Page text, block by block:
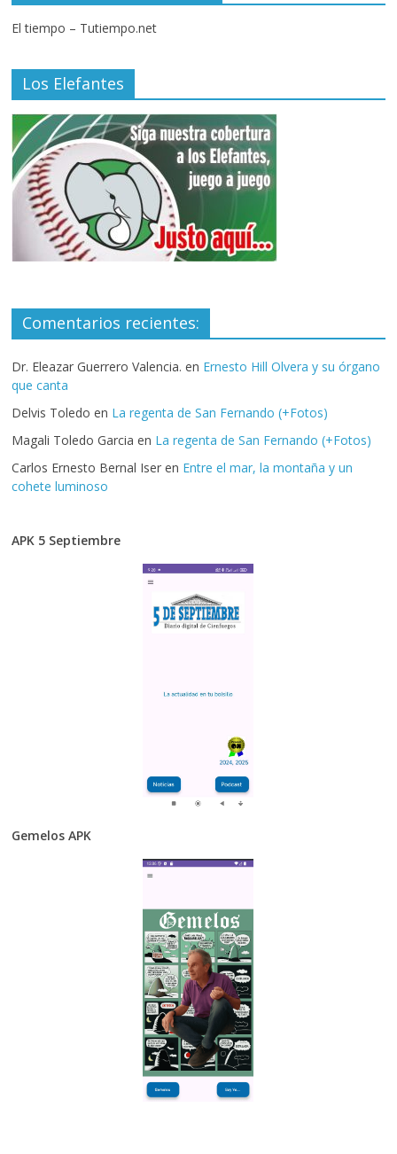
El tiempo – Tutiempo.net
Los Elefantes
Comentarios recientes:
Dr. Eleazar Guerrero Valencia. en Ernesto Hill Olvera y su órgano
que canta
Delvis Toledo en La regenta de San Fernando (+Fotos)
Magali Toledo Garcia en La regenta de San Fernando (+Fotos)
Carlos Ernesto Bernal Iser en Entre el mar, la montaña y un
cohete luminoso
APK 5 Septiembre
Gemelos APK